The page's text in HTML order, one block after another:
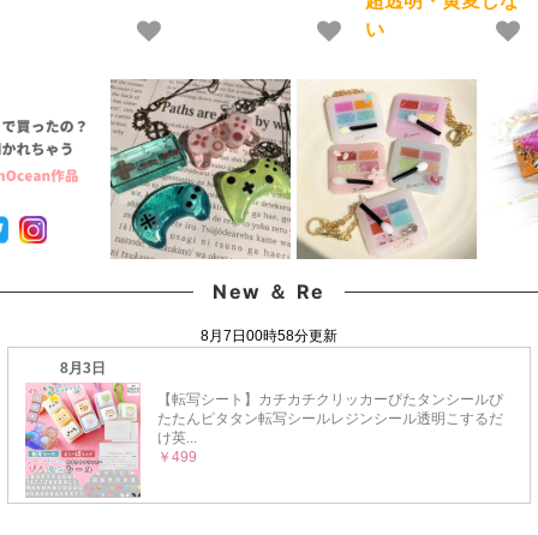
ビーズ,オトナ]クリスマ
ズ,オトナ]クリスマス
質 クリア 猫 UVレジン
液 安い おすすめ
い
New ＆ Re